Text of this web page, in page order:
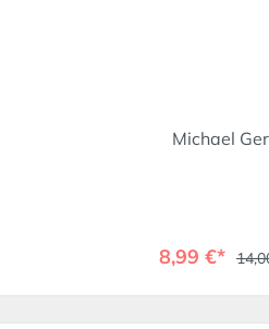
Michael
8,99 €*